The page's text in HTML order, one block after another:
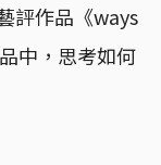
評作品《ways
中，思考如何